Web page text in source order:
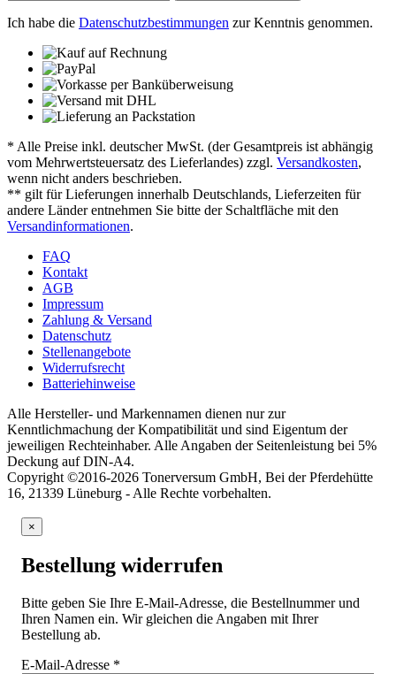
Ich habe die Datenschutzbestimmungen zur Kenntnis genommen.
* Alle Preise inkl. deutscher MwSt. (der Gesamtpreis ist abhängig
vom Mehrwertsteuersatz des Lieferlandes) zzgl. Versandkosten,
wenn nicht anders beschrieben.
** gilt für Lieferungen innerhalb Deutschlands, Lieferzeiten für
andere Länder entnehmen Sie bitte der Schaltfläche mit den
Versandinformationen.
FAQ
Kontakt
AGB
Impressum
Zahlung & Versand
Datenschutz
Stellenangebote
Widerrufsrecht
Batteriehinweise
Alle Hersteller- und Markennamen dienen nur zur
Kenntlichmachung der Kompatibilität und sind Eigentum der
jeweiligen Rechteinhaber. Alle Angaben der Seitenleistung bei 5%
Deckung auf DIN-A4.
Copyright ©2016-2026 Tonerversum GmbH, Bei der Pferdehütte
16, 21339 Lüneburg - Alle Rechte vorbehalten.
×
Bestellung widerrufen
Bitte geben Sie Ihre E-Mail-Adresse, die Bestellnummer und
Ihren Namen ein. Wir gleichen die Angaben mit Ihrer
Bestellung ab.
E-Mail-Adresse *